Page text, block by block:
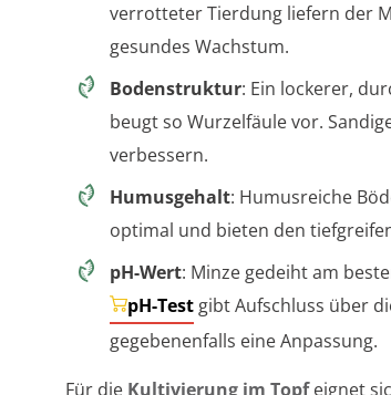
verrotteter Tierdung liefern der
gesundes Wachstum.
Bodenstruktur: Ein lockerer,
beugt so Wurzelfäule vor.
verbessern.
Humusgehalt: Humusreiche
optimal und bieten den
pH-Wert: Minze gedeiht am
pH-Test gibt Aufschluss über
gegebenenfalls eine Anpassung.
Für die Kultivierung im Topfeignet